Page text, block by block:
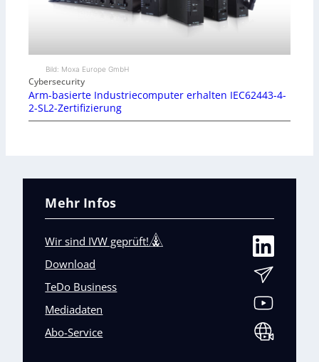
Bild: Moxa Europe GmbH
Cybersecurity
Arm-basierte Industriecomputer erhalten IEC62443-4-
2-SL2-Zertifizierung
Mehr Infos
Wir sind IVW geprüft!
Download
TeDo Business
Mediadaten
Abo-Service